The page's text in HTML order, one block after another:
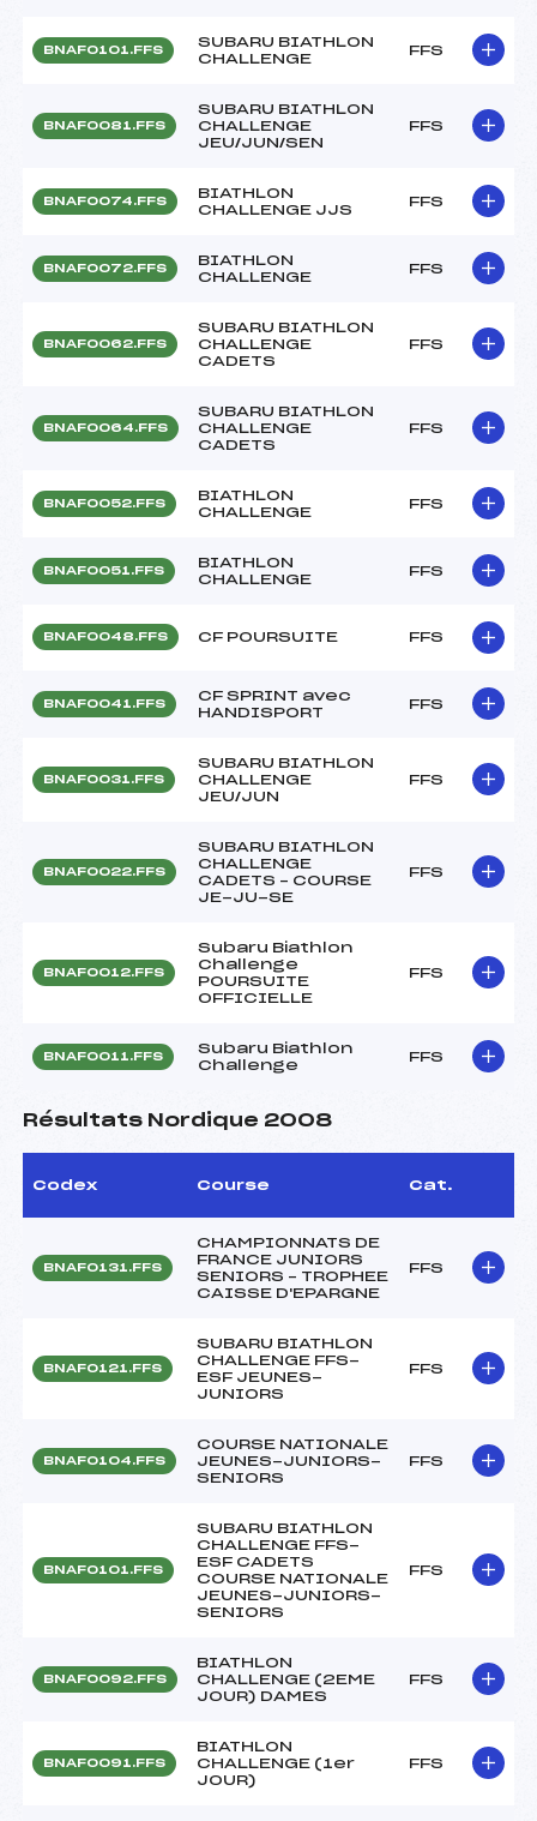
BNAF0101.FFS
SUBARU BIATHLON
CHALLENGE
FFS
BNAF0081.FFS
SUBARU BIATHLON
CHALLENGE
JEU/JUN/SEN
FFS
BNAF0074.FFS
BIATHLON
CHALLENGE JJS
FFS
BNAF0072.FFS
BIATHLON
CHALLENGE
FFS
BNAF0062.FFS
SUBARU BIATHLON
CHALLENGE
CADETS
FFS
BNAF0064.FFS
SUBARU BIATHLON
CHALLENGE
CADETS
FFS
BNAF0052.FFS
BIATHLON
CHALLENGE
FFS
BNAF0051.FFS
BIATHLON
CHALLENGE
FFS
BNAF0048.FFS CF POURSUITE FFS
BNAF0041.FFS
CF SPRINT avec
HANDISPORT
FFS
BNAF0031.FFS
SUBARU BIATHLON
CHALLENGE
JEU/JUN
FFS
BNAF0022.FFS
SUBARU BIATHLON
CHALLENGE
CADETS – COURSE
JE-JU-SE
FFS
BNAF0012.FFS
Subaru Biathlon
Challenge
POURSUITE
OFFICIELLE
FFS
BNAF0011.FFS
Subaru Biathlon
Challenge
FFS
Résultats Nordique 2008
Codex Course Cat.
BNAF0131.FFS
CHAMPIONNATS DE
FRANCE JUNIORS
SENIORS – TROPHEE
CAISSE D'EPARGNE
FFS
BNAF0121.FFS
SUBARU BIATHLON
CHALLENGE FFS-
ESF JEUNES-
JUNIORS
FFS
BNAF0104.FFS
COURSE NATIONALE
JEUNES-JUNIORS-
SENIORS
FFS
BNAF0101.FFS
SUBARU BIATHLON
CHALLENGE FFS-
ESF CADETS
COURSE NATIONALE
JEUNES-JUNIORS-
SENIORS
FFS
BNAF0092.FFS
BIATHLON
CHALLENGE (2EME
JOUR) DAMES
FFS
BNAF0091.FFS
BIATHLON
CHALLENGE (1er
JOUR)
FFS